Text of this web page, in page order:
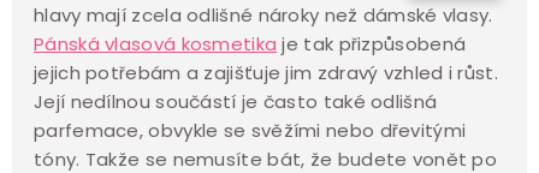
hlavy mají zcela odlišné nároky než dámské vlasy.
Pánská vlasová kosmetika je tak přizpůsobená
jejich potřebám a zajišťuje jim zdravý vzhled i růst.
Její nedílnou součástí je často také odlišná
parfemace, obvykle se svěžími nebo dřevitými
tóny. Takže se nemusíte bát, že budete vonět po